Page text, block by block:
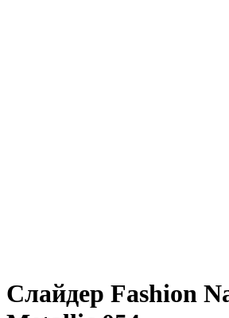
Слайдер Fashion